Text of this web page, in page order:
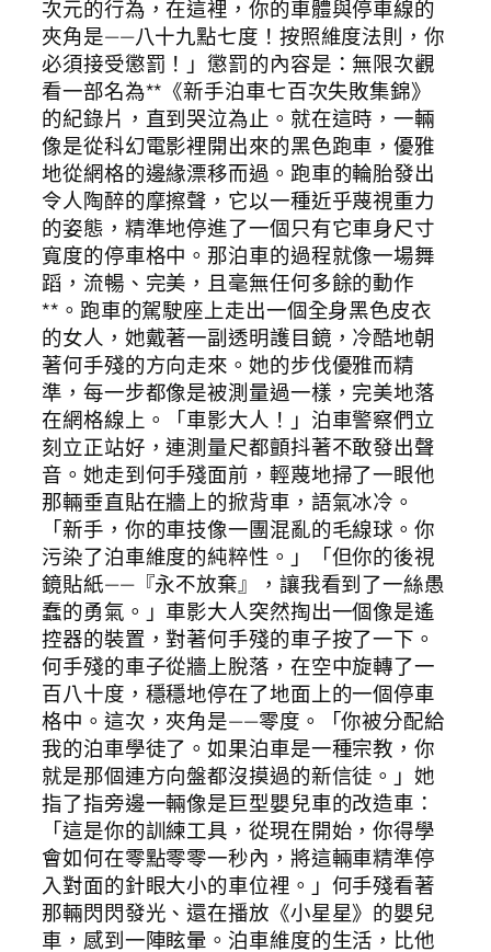
次元的行為，在這裡，你的車體與停車線的
夾角是——八十九點七度！按照維度法則，你
必須接受懲罰！」懲罰的內容是：無限次觀
看一部名為**《新手泊車七百次失敗集錦》
的紀錄片，直到哭泣為止。就在這時，一輛
像是從科幻電影裡開出來的黑色跑車，優雅
地從網格的邊緣漂移而過。跑車的輪胎發出
令人陶醉的摩擦聲，它以一種近乎蔑視重力
的姿態，精準地停進了一個只有它車身尺寸
寬度的停車格中。那泊車的過程就像一場舞
蹈，流暢、完美，且毫無任何多餘的動作
**。跑車的駕駛座上走出一個全身黑色皮衣
的女人，她戴著一副透明護目鏡，冷酷地朝
著何手殘的方向走來。她的步伐優雅而精
準，每一步都像是被測量過一樣，完美地落
在網格線上。「車影大人！」泊車警察們立
刻立正站好，連測量尺都顫抖著不敢發出聲
音。她走到何手殘面前，輕蔑地掃了一眼他
那輛垂直貼在牆上的掀背車，語氣冰冷。
「新手，你的車技像一團混亂的毛線球。你
污染了泊車維度的純粹性。」「但你的後視
鏡貼紙——『永不放棄』，讓我看到了一絲愚
蠢的勇氣。」車影大人突然掏出一個像是遙
控器的裝置，對著何手殘的車子按了一下。
何手殘的車子從牆上脫落，在空中旋轉了一
百八十度，穩穩地停在了地面上的一個停車
格中。這次，夾角是——零度。「你被分配給
我的泊車學徒了。如果泊車是一種宗教，你
就是那個連方向盤都沒摸過的新信徒。」她
指了指旁邊一輛像是巨型嬰兒車的改造車：
「這是你的訓練工具，從現在開始，你得學
會如何在零點零零一秒內，將這輛車精準停
入對面的針眼大小的車位裡。」何手殘看著
那輛閃閃發光、還在播放《小星星》的嬰兒
車，感到一陣眩暈。泊車維度的生活，比他